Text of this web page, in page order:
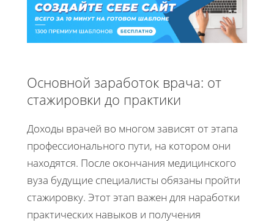
Основной заработок врача: от
стажировки до практики
Доходы врачей во многом зависят от этапа
профессионального пути, на котором они
находятся. После окончания медицинского
вуза будущие специалисты обязаны пройти
стажировку. Этот этап важен для наработки
практических навыков и получения